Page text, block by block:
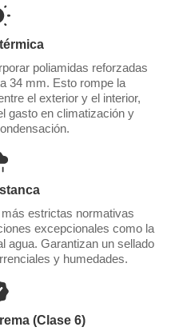
poliamidas reforzadas
34 mm. Esto rompe la
el exterior y el interior,
gasto en climatización y
estrictas normativas
excepcionales como la
agua. Garantizan un sellado
y humedades.
(Clase 6)